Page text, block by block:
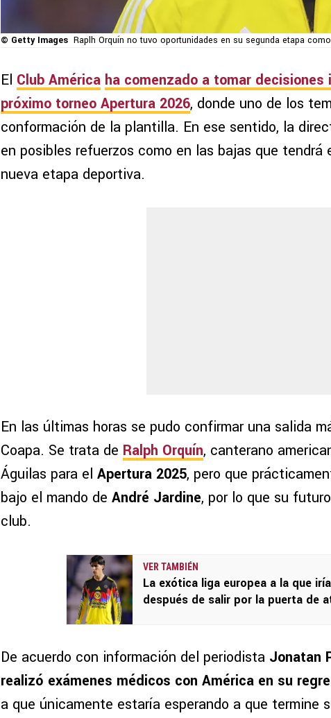
© Getty Images Raplh Orquín no tuvo oportunidades en su segunda etapa
El Club América ha comenzado a tomar
próximo torneo Apertura 2026, donde uno de los
conformación de la plantilla. En ese sentido, la
en posibles refuerzos como en las bajas que tendrá
nueva etapa deportiva.
En las últimas horas se pudo confirmar una salida
Coapa. Se trata de Ralph Orquín, canterano
Águilas para el Apertura 2025, pero que
bajo el mando de André Jardine, por lo que su
club.
VER TAMBIÉN
La exótica liga europea a la que
después de salir por la puerta de
De acuerdo con información del periodista Jonatan
realizó exámenes médicos con América en su
a que únicamente estaría esperando a que termine